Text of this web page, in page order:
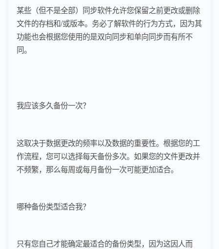
某些（但不是全部）同步软件允许您保留之前更改或删除
文件的存档和/或版本。务必了解软件的行为方式，因为其
功能也会根据您使用的是双向同步和单向同步而有所不
同。
我应该多久备份一次？
这取决于数据更改的频率以及数据的重要性。根据您的工
作流程，您可以选择每天备份多次。如果您的文件更改并
不频繁，那么每周或每月备份一次可能更加适合。
哪种备份类型适合我？
只有您自己才能确定最适合的备份类型，因为这因人而